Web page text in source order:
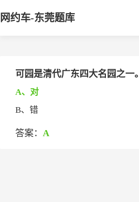
网约车-东莞题库
可园是清代广东四大名园之一。
A、对
B、错
答案： A